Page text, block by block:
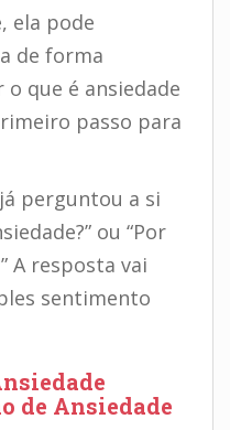
ela pode
de forma
que é ansiedade
passo para
perguntou a si
ou “Por
A resposta vai
sentimento
de Ansiedade